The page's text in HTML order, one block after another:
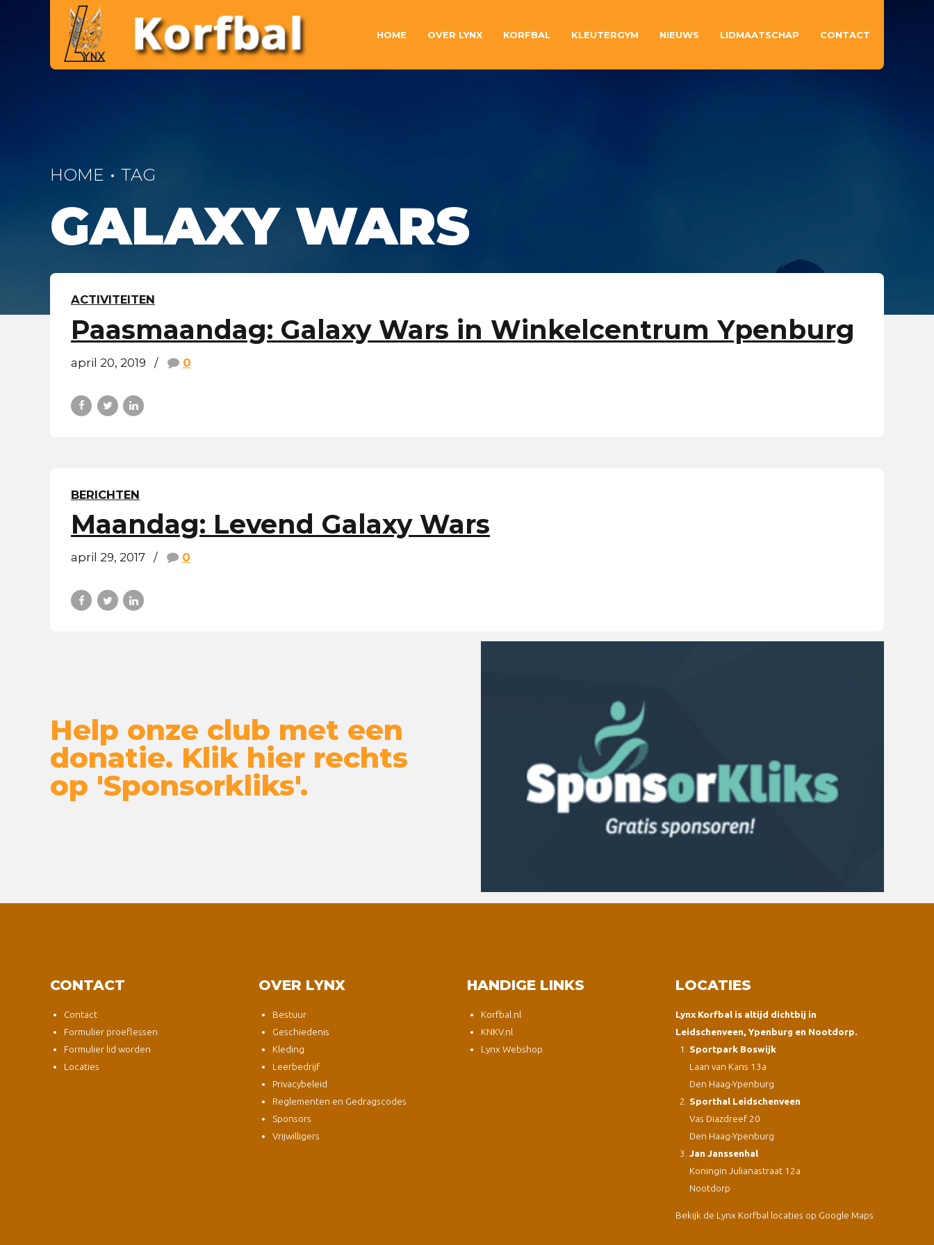
HOME OVER LYNX KORFBAL KLEUTERGYM NIEUWS LIDMAATSCHAP CONTACT
HOME TAG
GALAXY WARS
ACTIVITEITEN
Paasmaandag: Galaxy Wars in Winkelcentrum Ypenburg
april 20, 2019 0
BERICHTEN
Maandag: Levend Galaxy Wars
april 29, 2017 0
Help onze club met een
donatie. Klik hier rechts
op 'Sponsorkliks'.
CONTACT
Contact
Formulier proeflessen
Formulier lid worden
Locaties
OVER LYNX
Bestuur
Geschiedenis
Kleding
Leerbedrijf
Privacybeleid
Reglementen en Gedragscodes
Sponsors
Vrijwilligers
HANDIGE LINKS
Korfbal.nl
KNKV.nl
Lynx Webshop
LOCATIES
Lynx Korfbal is altijd dichtbij in
Leidschenveen, Ypenburg en Nootdorp.
Sportpark Boswijk
Laan van Kans 13a
Den Haag-Ypenburg
Sporthal Leidschenveen
Vas Diazdreef 20
Den Haag-Ypenburg
Jan Janssenhal
Koningin Julianastraat 12a
Nootdorp
Bekijk de Lynx Korfbal locaties op Google Maps